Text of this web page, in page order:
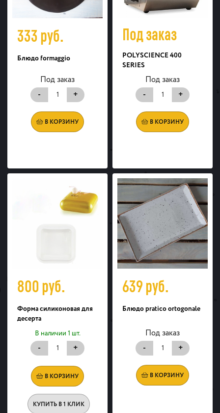
333руб.
Блюдо formaggio
Под заказ
-
+
В КОРЗИНУ
Под заказ
POLYSCIENCE 400
SERIES
Под заказ
-
+
В КОРЗИНУ
800руб.
Форма силиконовая для
десерта
В наличии 1 шт.
- +
В КОРЗИНУ
КУПИТЬ В 1 КЛИК
639руб.
Блюдо pratico ortogonale
Под заказ
-
+
В КОРЗИНУ